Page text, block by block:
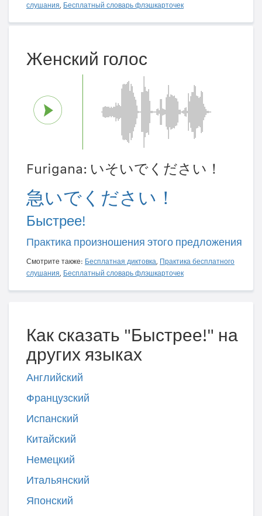
слушания, Бесплатный словарь флэшкарточек
Женский голос
Furigana: いそいでください！
急いでください！
Быстрее!
Практика произношения этого предложения
Смотрите также: Бесплатная диктовка, Практика бесплатного
слушания, Бесплатный словарь флэшкарточек
Как сказать "Быстрее!" на
других языках
Английский
Французский
Испанский
Китайский
Немецкий
Итальянский
Японский